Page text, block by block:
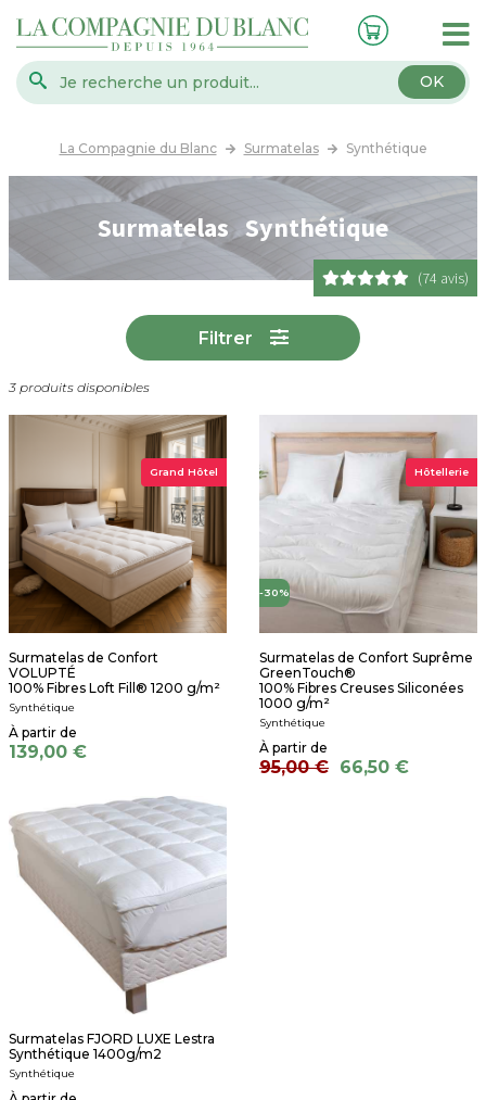
OK
La Compagnie du Blanc Surmatelas Synthétique
Surmatelas Synthétique
(74 avis)
Filtrer
3 produits disponibles
Grand Hôtel
Surmatelas de Confort
VOLUPTÉ
100% Fibres Loft Fill® 1200 g/m²
Synthétique
139,00 €
-30%
Hôtellerie
Surmatelas de Confort Suprême
GreenTouch®
100% Fibres Creuses Siliconées
1000 g/m²
Synthétique
95,00 € 66,50 €
Surmatelas FJORD LUXE Lestra
Synthétique 1400g/m2
Synthétique